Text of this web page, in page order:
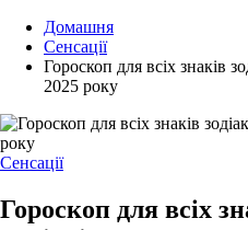
Домашня
Сенсації
Гороскоп для всіх знаків
2025 року
Опублікувати
Сенсації
Гороскоп для всіх